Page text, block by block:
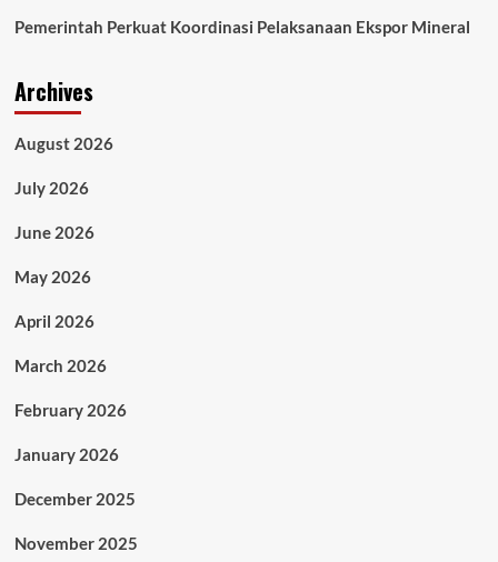
Pemerintah Perkuat Koordinasi Pelaksanaan Ekspor Mineral
Archives
August 2026
July 2026
June 2026
May 2026
April 2026
March 2026
February 2026
January 2026
December 2025
November 2025